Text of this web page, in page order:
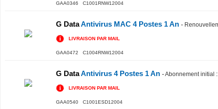
GAA0346 C1001RNW12004
G DataAntivirus MAC 4 Postes 1 An -
LIVRAISON PAR MAIL
GAA0472 C1004RNW12004
G DataAntivirus 4 Postes 1 An -Abonnement initial
LIVRAISON PAR MAIL
GAA0540 C1001ESD12004